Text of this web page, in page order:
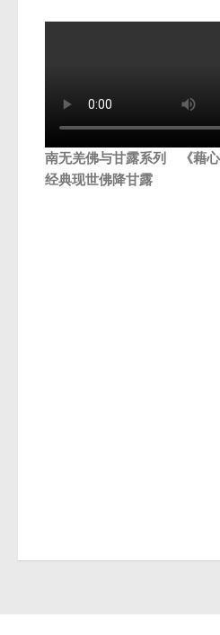
南无羌佛与甘露系列 《藉心
经典现世佛降甘露